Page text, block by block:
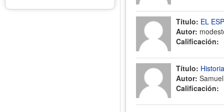
Título: EL
Autor:
Calificación:
Título:
Autor:
Calificación: